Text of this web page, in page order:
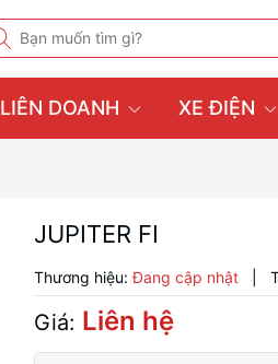
LIÊN DOANH XE ĐIỆN
JUPITER FI
Thương hiệu: Đang cập nhật
Giá: Liên hệ